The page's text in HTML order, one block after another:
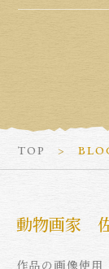
TOP
動物画家
作品の画像使用